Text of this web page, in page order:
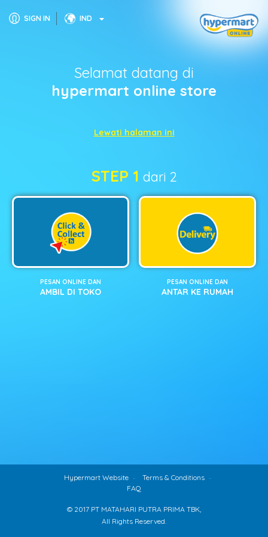
SIGN IN IND
Selamat datang di
hypermart online store
Lewati halaman ini
STEP 1 dari 2
PESAN ONLINE DAN
AMBIL DI TOKO
PESAN ONLINE DAN
ANTAR KE RUMAH
Hypermart Website
Terms & Conditions
FAQ
© 2017 PT MATAHARI PUTRA PRIMA TBK,
All Rights Reserved.